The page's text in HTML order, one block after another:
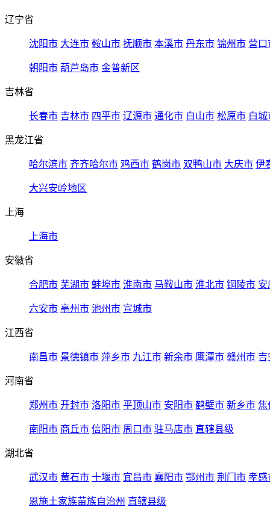
辽宁省
沈阳市 大连市 鞍山市 抚顺市 本溪市 丹东市 锦州市 营口
朝阳市 葫芦岛市 金普新区
吉林省
长春市 吉林市 四平市 辽源市 通化市 白山市 松原市 白城
黑龙江省
哈尔滨市 齐齐哈尔市 鸡西市 鹤岗市 双鸭山市 大庆市 伊
大兴安岭地区
上海
上海市
安徽省
合肥市 芜湖市 蚌埠市 淮南市 马鞍山市 淮北市 铜陵市 安
六安市 亳州市 池州市 宣城市
江西省
南昌市 景德镇市 萍乡市 九江市 新余市 鹰潭市 赣州市 吉
河南省
郑州市 开封市 洛阳市 平顶山市 安阳市 鹤壁市 新乡市 焦
南阳市 商丘市 信阳市 周口市 驻马店市 直辖县级
湖北省
武汉市 黄石市 十堰市 宜昌市 襄阳市 鄂州市 荆门市 孝感
恩施土家族苗族自治州 直辖县级